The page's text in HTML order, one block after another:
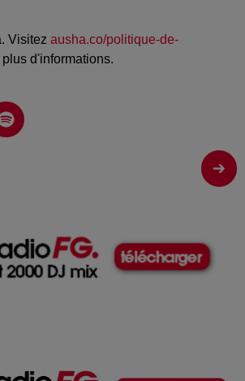
Visitez ausha.co/politique-de-
plus d'informations.